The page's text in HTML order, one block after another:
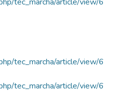
tec_marcha/article/view/6
tec_marcha/article/view/6